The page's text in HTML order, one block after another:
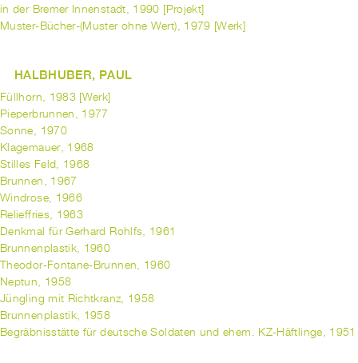
in der Bremer Innenstadt, 1990 [Projekt]
Muster-Bücher-(Muster ohne Wert), 1979 [Werk]
HALBHUBER, PAUL
Füllhorn, 1983 [Werk]
Pieperbrunnen, 1977
Sonne, 1970
Klagemauer, 1968
Stilles Feld, 1968
Brunnen, 1967
Windrose, 1966
Relieffries, 1963
Denkmal für Gerhard Rohlfs, 1961
Brunnenplastik, 1960
Theodor-Fontane-Brunnen, 1960
Neptun, 1958
Jüngling mit Richtkranz, 1958
Brunnenplastik, 1958
Begräbnisstätte für deutsche Soldaten und ehem. KZ-Häftlinge, 1951